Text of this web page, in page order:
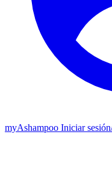
myAshampoo Iniciar sesión